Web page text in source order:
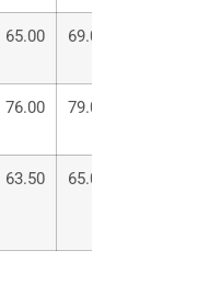
65.00 69.00
76.00 79.00
63.50 65.00